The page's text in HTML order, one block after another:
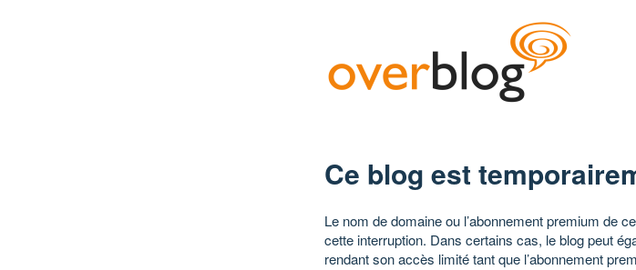
Ce blog est
Le nom de domaine ou l’abonnement premium de
cette interruption. Dans certains cas, le blog peut
rendant son accès limité tant que l’abonnement